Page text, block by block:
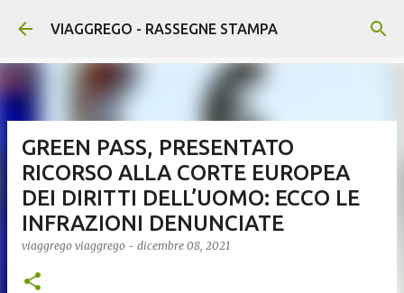
Passa ai contenuti principali
VIAGGREGO - RASSEGNE STAMPA
GREEN PASS, PRESENTATO
RICORSO ALLA CORTE EUROPEA
DEI DIRITTI DELL’UOMO: ECCO LE
INFRAZIONI DENUNCIATE
viaggrego viaggrego - dicembre 08, 2021